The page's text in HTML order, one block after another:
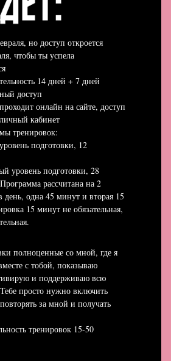
полноценные со мной, где я
с тобой, показываю
и поддерживаю всю
просто нужно включить
за мной и получать
тренировок 15-50
но доступ откроется
чтобы ты успела
14 дней + 7 дней
доступ
онлайн на сайте, доступ
кабинет
тренировок:
подготовки, 12
уровень подготовки, 28
рассчитана на 2
день, одна 45 минут и вторая 15
15 минут не обязательная,